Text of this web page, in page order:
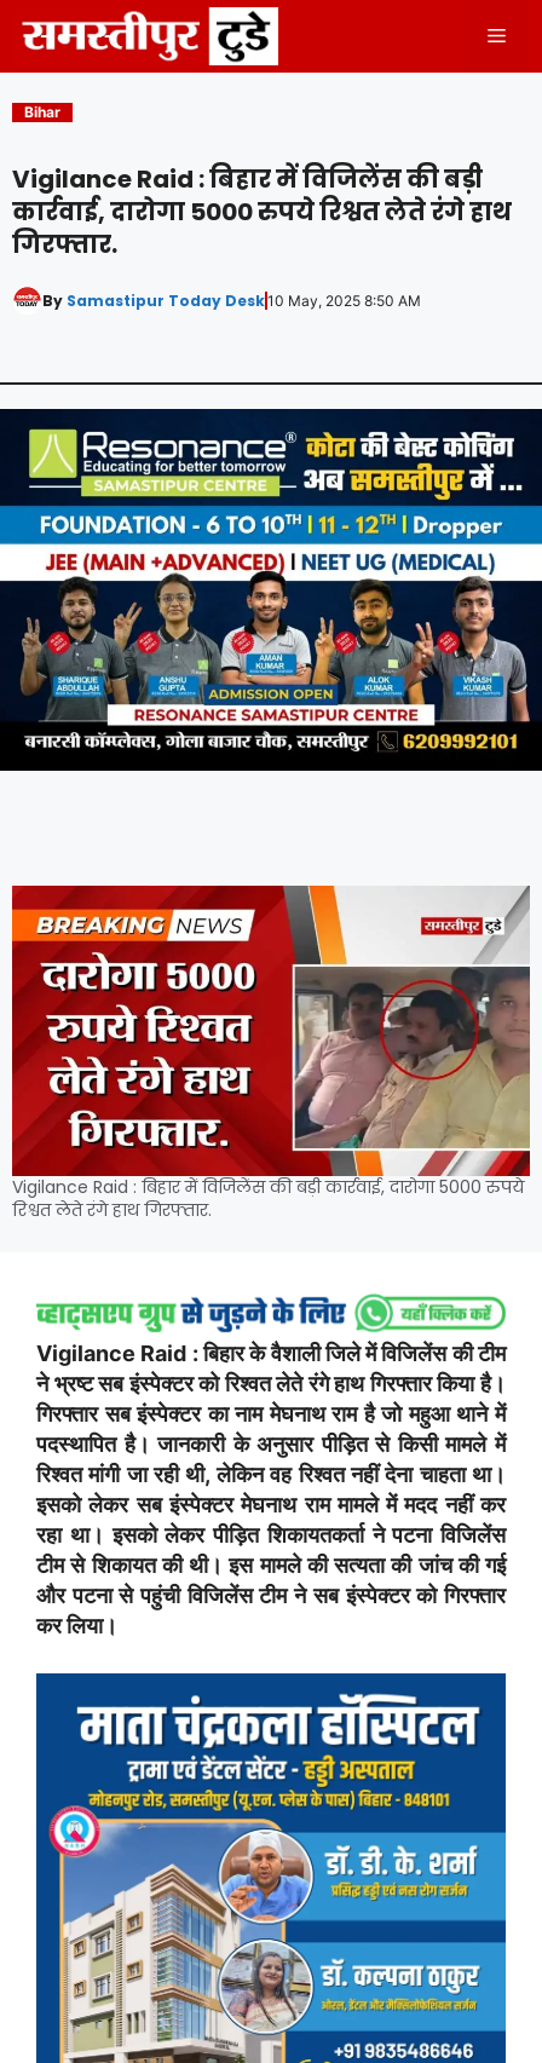
content
Bihar
Vigilance Raid : बिहार में विजिलेंस की बड़ी
कार्रवाई, दारोगा 5000 रुपये रिश्वत लेते रंगे हाथ
गिरफ्तार.
By Samastipur Today Desk10 May, 2025 8:50 AM
Vigilance Raid : बिहार में विजिलेंस की बड़ी कार्रवाई, दारोगा 5000 रुपये
रिश्वत लेते रंगे हाथ गिरफ्तार.
Vigilance Raid : बिहार के वैशाली जिले में विजिलेंस की टीम
ने भ्रष्ट सब इंस्पेक्टर को रिश्वत लेते रंगे हाथ गिरफ्तार किया है।
गिरफ्तार सब इंस्पेक्टर का नाम मेघनाथ राम है जो महुआ थाने में
पदस्थापित है। जानकारी के अनुसार पीड़ित से किसी मामले में
रिश्वत मांगी जा रही थी, लेकिन वह रिश्वत नहीं देना चाहता था।
इसको लेकर सब इंस्पेक्टर मेघनाथ राम मामले में मदद नहीं कर
रहा था। इसको लेकर पीड़ित शिकायतकर्ता ने पटना विजिलेंस
टीम से शिकायत की थी। इस मामले की सत्यता की जांच की गई
और पटना से पहुंची विजिलेंस टीम ने सब इंस्पेक्टर को गिरफ्तार
कर लिया।